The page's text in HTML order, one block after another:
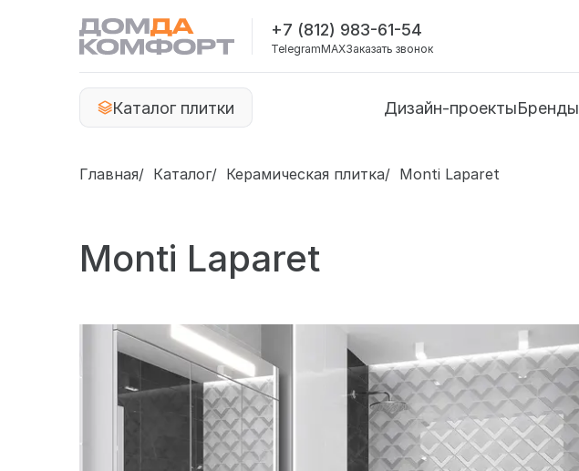
+7 (812) 983-61-54
TelegramMAXЗаказать звонок
Каталог плитки Дизайн-проектыБренды
Главная Каталог Керамическая плитка Monti Laparet
Monti Laparet